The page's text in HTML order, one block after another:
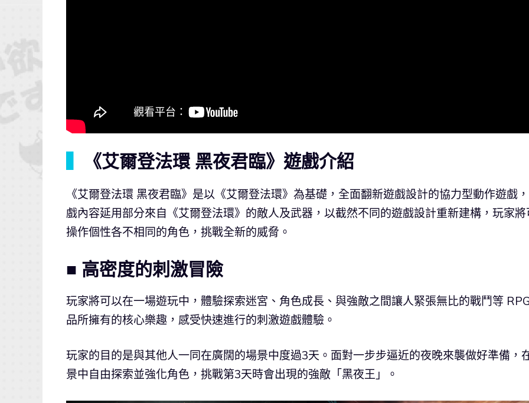
《艾爾登法環 黑夜君臨》遊戲介紹
《艾爾登法環 黑夜君臨》是以《艾爾登法環》為基礎，全面翻新遊戲設計的協力型動作遊戲
戲內容延用部分來自《艾爾登法環》的敵人及武器，以截然不同的遊戲設計重新建構，玩家將
操作個性各不相同的角色，挑戰全新的威脅。
■ 高密度的刺激冒險
玩家將可以在一場遊玩中，體驗探索迷宮、角色成長、與強敵之間讓人緊張無比的戰鬥等
品所擁有的核心樂趣，感受快速進行的刺激遊戲體驗。
玩家的目的是與其他人一同在廣闊的場景中度過3天。面對一步步逼近的夜晚來襲做好準備，
景中自由探索並強化角色，挑戰第3天時會出現的強敵「黑夜王」。